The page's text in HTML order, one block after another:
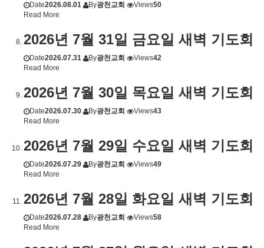
Date2026.08.01 By광천교회 Views50
Read More
2026년 7월 31일 금요일 새벽 기도회
Date2026.07.31 By광천교회 Views42
Read More
2026년 7월 30일 목요일 새벽 기도회
Date2026.07.30 By광천교회 Views43
Read More
2026년 7월 29일 수요일 새벽 기도회
Date2026.07.29 By광천교회 Views49
Read More
2026년 7월 28일 화요일 새벽 기도회
Date2026.07.28 By광천교회 Views58
Read More